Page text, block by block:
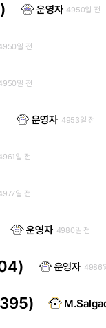
운영자 4950일 전
일 전
일 전
운영자 4953일 전
일 전
일 전
운영자 4980일 전
운영자 4986